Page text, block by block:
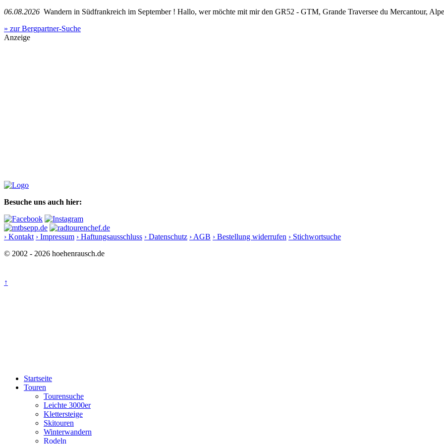
06.08.2026 Wandern in Südfrankreich im September ! Hallo, wer möchte mit mir den GR52 - GTM, Grande Traversee du Mercantour,
» zur Bergpartner-Suche
Anzeige
Besuche uns auch hier:
› Kontakt › Impressum › Haftungsausschluss › Datenschutz › AGB › Bestellung widerrufen › Stichwortsuche
© 2002 - 2026 hoehenrausch.de
↑
Startseite
Touren
Tourensuche
Leichte 3000er
Klettersteige
Skitouren
Winterwandern
Rodeln